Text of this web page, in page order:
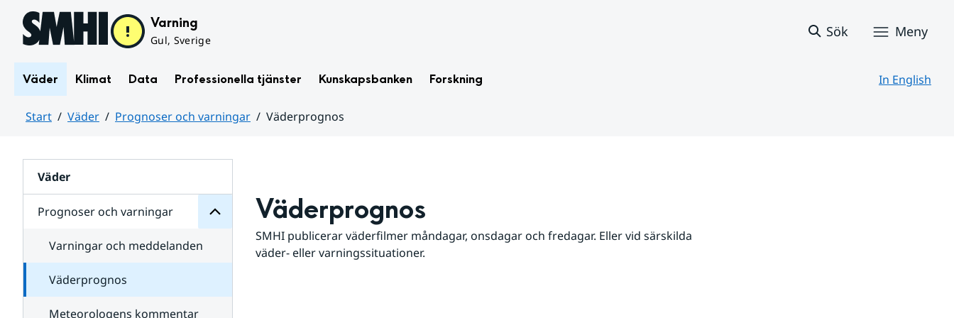
Hoppa till sidans innehåll Varning
Gul, Sverige
Sök Meny
Väder Klimat Data Professionella tjänster Kunskapsbanken Forskning In English
Start Väder Prognoser och varningar
Väderprognos
Väder
Prognoser och varningar
för
varningar
Varningar och meddelanden
Väderprognos
Meteorologens kommentar
Väderprognos
SMHI publicerar väderfilmer måndagar, onsdagar och fredagar. Eller vid särskilda
väder- eller varningssituationer.